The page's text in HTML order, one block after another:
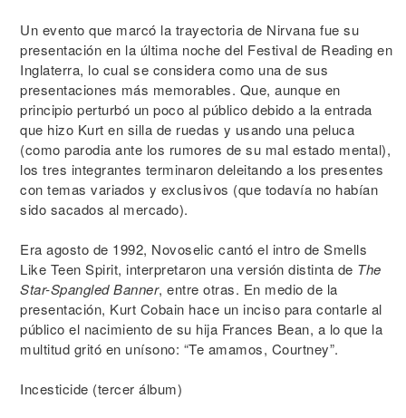
Un evento que marcó la trayectoria de Nirvana fue su
presentación en la última noche del Festival de Reading en
Inglaterra, lo cual se considera como una de sus
presentaciones más memorables. Que, aunque en
principio perturbó un poco al público debido a la entrada
que hizo Kurt en silla de ruedas y usando una peluca
(como parodia ante los rumores de su mal estado mental),
los tres integrantes terminaron deleitando a los presentes
con temas variados y exclusivos (que todavía no habían
sido sacados al mercado).
Era agosto de 1992, Novoselic cantó el intro de Smells
Like Teen Spirit, interpretaron una versión distinta de The
Star-Spangled Banner, entre otras. En medio de la
presentación, Kurt Cobain hace un inciso para contarle al
público el nacimiento de su hija Frances Bean, a lo que la
multitud gritó en unísono: “Te amamos, Courtney”.
Incesticide (tercer álbum)